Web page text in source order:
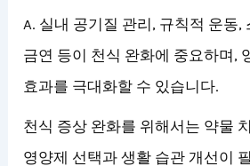
A. 실내 공기질 관리, 규칙적 운동,
금연 등이 천식 완화에 중요하며,
효과를 극대화할 수 있습니다.
천식 증상 완화를 위해서는 약물
영양제 선택과 생활 습관 개선이